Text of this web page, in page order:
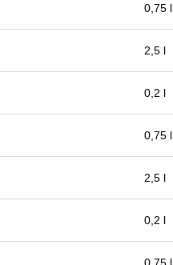
0,75 l
2,5 l
0,2 l
0,75 l
2,5 l
0,2 l